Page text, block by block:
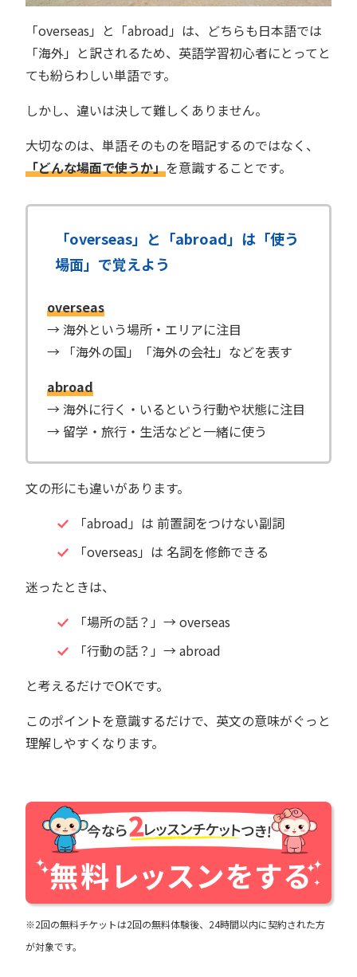
「overseas」と「abroad」は、どちらも日本語では
「海外」と訳されるため、英語学習初心者にとってと
ても紛らわしい単語です。
しかし、違いは決して難しくありません。
大切なのは、単語そのものを暗記するのではなく、
「どんな場面で使うか」を意識することです。
「overseas」と「abroad」は「使う
場面」で覚えよう
overseas
→ 海外という場所・エリアに注目
→ 「海外の国」「海外の会社」などを表す
abroad
→ 海外に行く・いるという行動や状態に注目
→ 留学・旅行・生活などと一緒に使う
文の形にも違いがあります。
「abroad」は 前置詞をつけない副詞
「overseas」は 名詞を修飾できる
迷ったときは、
「場所の話？」→ overseas
「行動の話？」→ abroad
と考えるだけでOKです。
このポイントを意識するだけで、英文の意味がぐっと
理解しやすくなります。
※2回の無料チケットは2回の無料体験後、24時間以内に契約された方
が対象です。